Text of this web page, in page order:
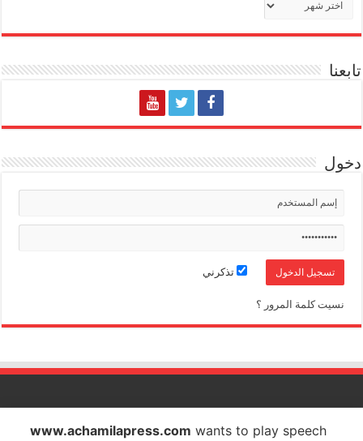
تابعنا
دخول
تذكرني
نسيت كلمة المرور ؟
الشاملة بريس تصدر عن شركة الشاملة بريس للاتصال والاشهار
www.achamilapress.com wants to play speech